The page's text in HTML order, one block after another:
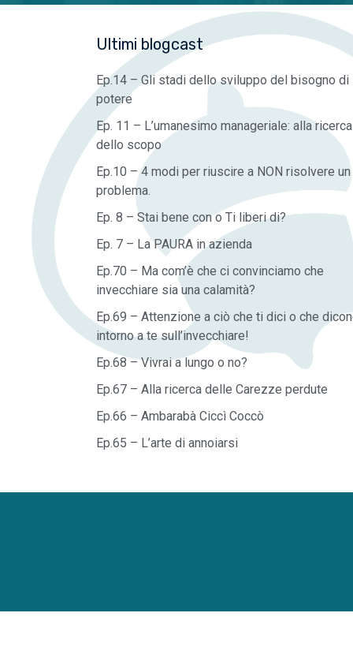
Ultimi blogcast
Ep.14 – Gli stadi dello sviluppo del bisogno di
potere
Ep. 11 – L’umanesimo manageriale: alla ricerca
dello scopo
Ep.10 – 4 modi per riuscire a NON risolvere un
problema.
Ep. 8 – Stai bene con o Ti liberi di?
Ep. 7 – La PAURA in azienda
Ep.70 – Ma com’è che ci convinciamo che
invecchiare sia una calamità?
Ep.69 – Attenzione a ciò che ti dici o che
intorno a te sull’invecchiare!
Ep.68 – Vivrai a lungo o no?
Ep.67 – Alla ricerca delle Carezze perdute
Ep.66 – Ambarabà Ciccì Coccò
Ep.65 – L’arte di annoiarsi